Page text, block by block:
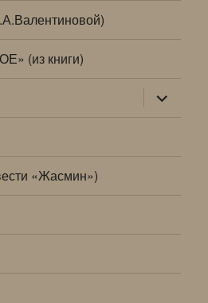
(из книги)
раскрыть
дочернее
меню
«Жасмин»)